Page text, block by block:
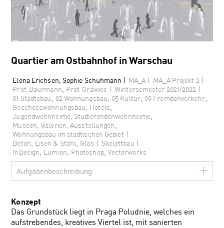
Quartier am Ostbahnhof in Warschau
Elena Erichsen, Sophie Schuhmann | MA_A | MA_A Projekt 2 |
Prof. Baurmann, Prof. Orawiec | Wintersemester 2021/2022 |
01 Städtebau, 02 Wohnungsbau, 05 Kultur, 09 Fremdenverkehr,
Geschosswohnungsbau, Hotels,
Jugendwohnheime, Studierendenwohnheime,
Museen, Galerien, Ausstellungen,
Wohnungsbau im städtischen Gebiet |
Beton, Eisen & Stahl, Glas | Skelettbau |
InDesign, Lumion, Photoshop, Vectorworks
Aufgabenbeschreibung
Konzept
Das Grundstück liegt in Praga Poludnie, welches ein
aufstrebendes, kreatives Viertel ist, mit sanierten